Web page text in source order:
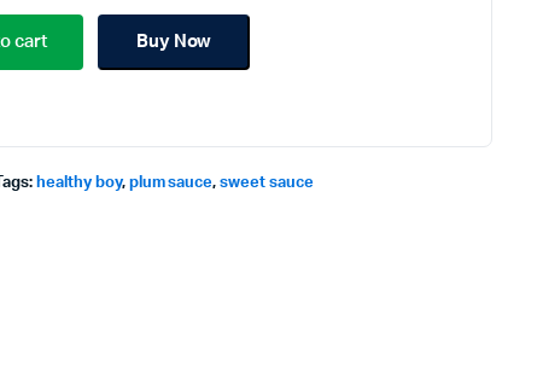
cart Buy Now
Tags: healthy boy, plum sauce,sweet sauce